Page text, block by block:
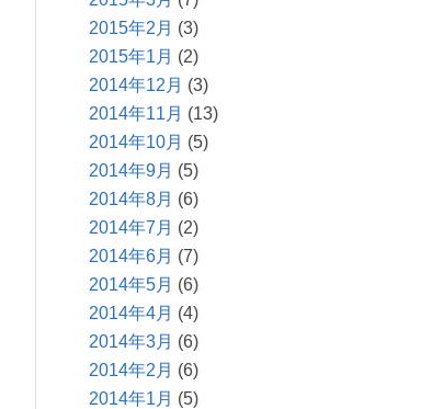
2015年2月 (3)
2015年1月 (2)
2014年12月 (3)
2014年11月 (13)
2014年10月 (5)
2014年9月 (5)
2014年8月 (6)
2014年7月 (2)
2014年6月 (7)
2014年5月 (6)
2014年4月 (4)
2014年3月 (6)
2014年2月 (6)
2014年1月 (5)